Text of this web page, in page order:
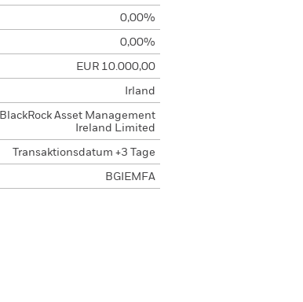
0,00%
0,00%
EUR 10.000,00
Irland
BlackRock Asset Management
Ireland Limited
Transaktionsdatum +3 Tage
BGIEMFA